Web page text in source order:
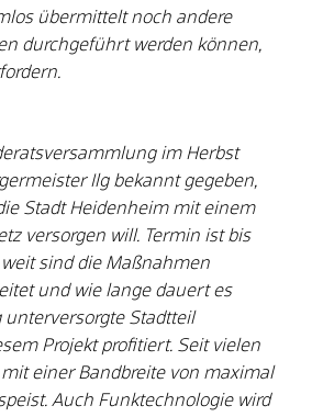
übermittelt noch andere
durchgeführt werden können,
im Herbst
Ilg bekannt gegeben,
Stadt Heidenheim mit einem
versorgen will. Termin ist bis
sind die Maßnahmen
und wie lange dauert es
unterversorgte Stadtteil
Projekt profitiert. Seit vielen
mit einer Bandbreite von maximal
Auch Funktechnologie wird